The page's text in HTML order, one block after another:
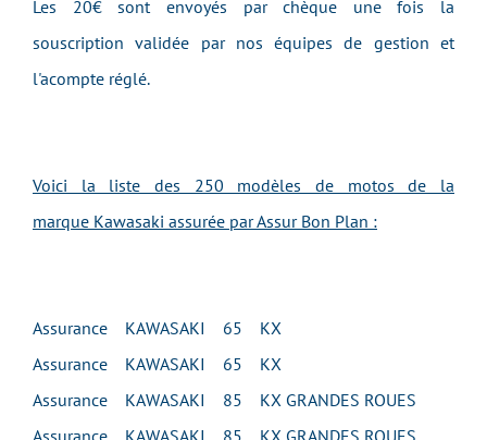
Les 20€ sont envoyés par chèque une fois la
souscription validée par nos équipes de gestion et
l'acompte réglé.
Voici la liste des 250 modèles de motos de la
marque Kawasaki assurée par Assur Bon Plan :
Assurance KAWASAKI 65 KX
Assurance KAWASAKI 65 KX
Assurance KAWASAKI 85 KX GRANDES ROUES
Assurance KAWASAKI 85 KX GRANDES ROUES